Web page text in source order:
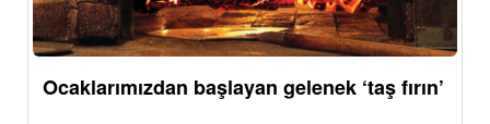
Ocaklarımızdan başlayan gelenek ‘taş fırın’